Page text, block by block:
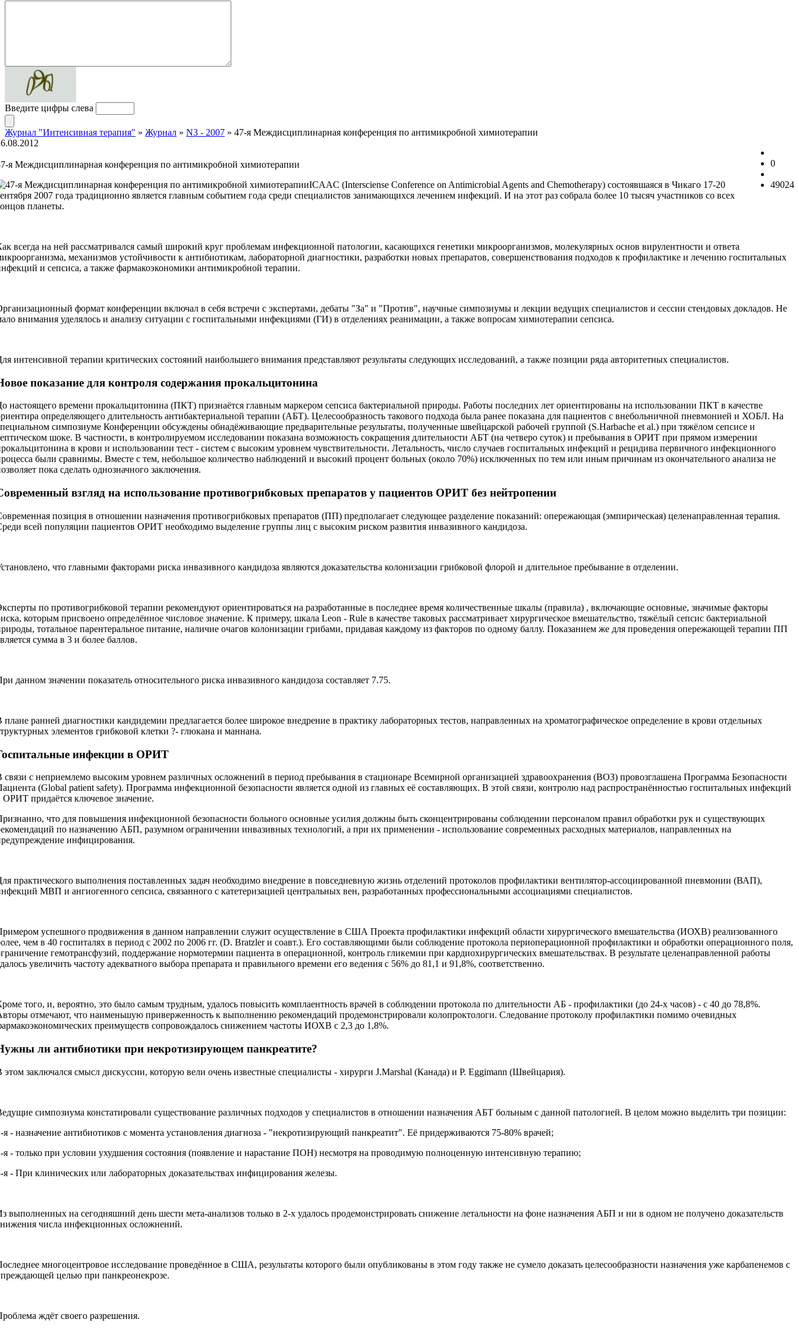
Введите цифры слева
Журнал "Интенсивная терапия" » Журнал » N3 - 2007 » 47-я Междисциплинарная конференция по антимикробной химиотерапии
0
49024
я Междисциплинарная конференция по антимикробной химиотерапии
ICAAC (Intersciense Conference on Antimicrobial Agents and Chemotherapy) состоявшаяся в Чикаго 17-20
2007 года традиционно является главным событием года среди специалистов занимающихся лечением инфекций. И на этот раз собрала более 10 тысяч участников со всех
планеты.
всегда на ней рассматривался самый широкий круг проблемам инфекционной патологии, касающихся генетики микроорганизмов, молекулярных основ вирулентности и ответа
механизмов устойчивости к антибиотикам, лабораторной диагностики, разработки новых препаратов, совершенствования подходов к профилактике и лечению госпитальных
и сепсиса, а также фармакоэкономики антимикробной терапии.
формат конференции включал в себя встречи с экспертами, дебаты "За" и "Против", научные симпозиумы и лекции ведущих специалистов и сессии стендовых докладов. Не
внимания уделялось и анализу ситуации с госпитальными инфекциями (ГИ) в отделениях реанимации, а также вопросам химиотерапии сепсиса.
интенсивной терапии критических состояний наибольшего внимания представляют результаты следующих исследований, а также позиции ряда авторитетных специалистов.
показание для контроля содержания прокальцитонина
настоящего времени прокальцитонина (ПКТ) признаётся главным маркером сепсиса бактериальной природы. Работы последних лет ориентированы на использовании ПКТ в качестве
определяющего длительность антибактериальной терапии (АБТ). Целесообразность такового подхода была ранее показана для пациентов с внебольничной пневмонией и ХОБЛ. На
симпозиуме Конференции обсуждены обнадёживающие предварительные результаты, полученные швейцарской рабочей группой (S.Harbache et al.) при тяжёлом сепсисе и
шоке. В частности, в контролируемом исследовании показана возможность сокращения длительности АБТ (на четверо суток) и пребывания в ОРИТ при прямом измерении
в крови и использовании тест - систем с высоким уровнем чувствительности. Летальность, число случаев госпитальных инфекций и рецидива первичного инфекционного
были сравнимы. Вместе с тем, небольшое количество наблюдений и высокий процент больных (около 70%) исключенных по тем или иным причинам из окончательного анализа не
пока сделать однозначного заключения.
взгляд на использование противогрибковых препаратов у пациентов ОРИТ без нейтропении
позиция в отношении назначения противогрибковых препаратов (ПП) предполагает следующее разделение показаний: опережающая (эмпирическая) целенаправленная терапия.
всей популяции пациентов ОРИТ необходимо выделение группы лиц с высоким риском развития инвазивного кандидоза.
что главными факторами риска инвазивного кандидоза являются доказательства колонизации грибковой флорой и длительное пребывание в отделении.
по противогрибковой терапии рекомендуют ориентироваться на разработанные в последнее время количественные шкалы (правила) , включающие основные, значимые факторы
которым присвоено определённое числовое значение. К примеру, шкала Leon - Rule в качестве таковых рассматривает хирургическое вмешательство, тяжёлый сепсис бактериальной
тотальное парентеральное питание, наличие очагов колонизации грибами, придавая каждому из факторов по одному баллу. Показанием же для проведения опережающей терапии ПП
сумма в 3 и более баллов.
данном значении показатель относительного риска инвазивного кандидоза составляет 7.75.
плане ранней диагностики кандидемии предлагается более широкое внедрение в практику лабораторных тестов, направленных на хроматографическое определение в крови отдельных
элементов грибковой клетки ?- глюкана и маннана.
инфекции в ОРИТ
связи с неприемлемо высоким уровнем различных осложнений в период пребывания в стационаре Всемирной организацией здравоохранения (ВОЗ) провозглашена Программа Безопасности
(Global patient safety). Программа инфекционной безопасности является одной из главных её составляющих. В этой связи, контролю над распространённостью госпитальных инфекций
ОРИТ придаётся ключевое значение.
что для повышения инфекционной безопасности больного основные усилия должны быть сконцентрированы соблюдении персоналом правил обработки рук и существующих
по назначению АБП, разумном ограничении инвазивных технологий, а при их применении - использование современных расходных материалов, направленных на
инфицирования.
практического выполнения поставленных задач необходимо внедрение в повседневную жизнь отделений протоколов профилактики вентилятор-ассоциированной пневмонии (ВАП),
МВП и ангиогенного сепсиса, связанного с катетеризацией центральных вен, разработанных профессиональными ассоциациями специалистов.
успешного продвижения в данном направлении служит осуществление в США Проекта профилактики инфекций области хирургического вмешательства (ИОХВ) реализованного
чем в 40 госпиталях в период с 2002 по 2006 гг. (D. Bratzler и соавт.). Его составляющими были соблюдение протокола периоперационной профилактики и обработки операционного поля,
гемотрансфузий, поддержание нормотермии пациента в операционной, контроль гликемии при кардиохирургических вмешательствах. В результате целенаправленной работы
увеличить частоту адекватного выбора препарата и правильного времени его ведения с 56% до 81,1 и 91,8%, соответственно.
того, и, вероятно, это было самым трудным, удалось повысить комплаентность врачей в соблюдении протокола по длительности АБ - профилактики (до 24-х часов) - с 40 до 78,8%.
отмечают, что наименьшую приверженность к выполнению рекомендаций продемонстрировали колопроктологи. Следование протоколу профилактики помимо очевидных
преимуществ сопровождалось снижением частоты ИОХВ с 2,3 до 1,8%.
ли антибиотики при некротизирующем панкреатите?
этом заключался смысл дискуссии, которую вели очень известные специалисты - хирурги J.Marshal (Канада) и Р. Eggimann (Швейцария).
симпозиума констатировали существование различных подходов у специалистов в отношении назначения АБТ больным с данной патологией. В целом можно выделить три позиции:
я - назначение антибиотиков с момента установления диагноза - "некротизирующий панкреатит". Её придерживаются 75-80% врачей;
я - только при условии ухудшения состояния (появление и нарастание ПОН) несмотря на проводимую полноценную интенсивную терапию;
я - При клинических или лабораторных доказательствах инфицирования железы.
выполненных на сегодняшний день шести мета-анализов только в 2-х удалось продемонстрировать снижение летальности на фоне назначения АБП и ни в одном не получено доказательств
числа инфекционных осложнений.
многоцентровое исследование проведённое в США, результаты которого были опубликованы в этом году также не сумело доказать целесообразности назначения уже карбапенемов с
целью при панкреонекрозе.
ждёт своего разрешения.